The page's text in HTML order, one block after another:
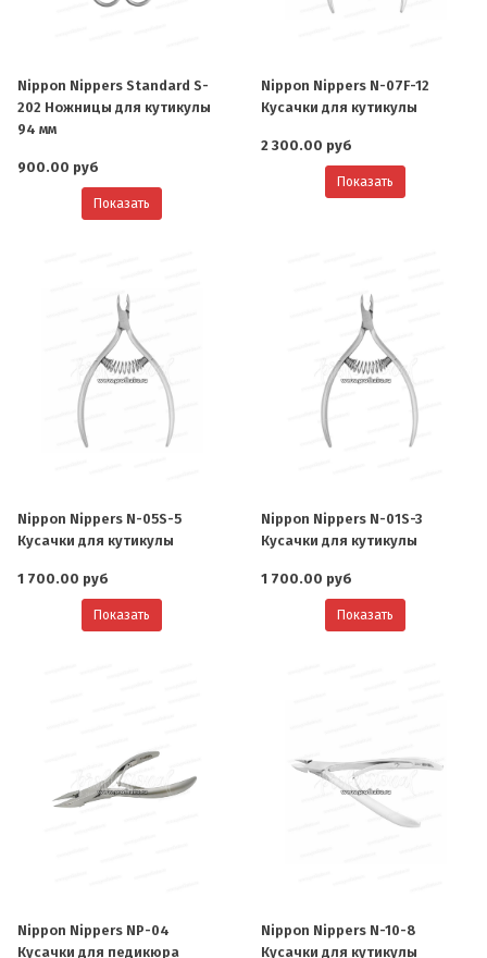
Nippon Nippers Standard S-
202 Ножницы для кутикулы
94 мм
900.00 руб
Показать
Nippon Nippers N-07F-12
Кусачки для кутикулы
2 300.00 руб
Показать
Nippon Nippers N-05S-5
Кусачки для кутикулы
1 700.00 руб
Показать
Nippon Nippers N-01S-3
Кусачки для кутикулы
1 700.00 руб
Показать
Nippon Nippers NP-04
Кусачки для педикюра
Nippon Nippers N-10-8
Кусачки для кутикулы